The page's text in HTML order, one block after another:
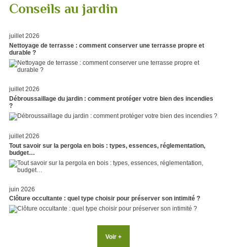
Conseils au jardin
juillet 2026
Nettoyage de terrasse : comment conserver une terrasse propre et
durable ?
juillet 2026
Débroussaillage du jardin : comment protéger votre bien des incendies
?
juillet 2026
Tout savoir sur la pergola en bois : types, essences, réglementation,
budget…
juin 2026
Clôture occultante : quel type choisir pour préserver son intimité ?
Voir +